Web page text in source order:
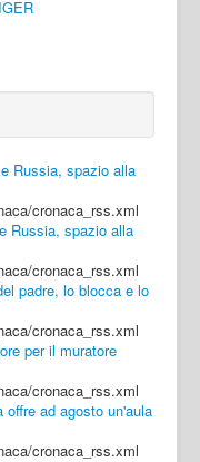
Russia, spazio alla
cronaca_rss.xml
Russia, spazio alla
cronaca_rss.xml
padre, lo blocca e lo
cronaca_rss.xml
per il muratore
cronaca_rss.xml
ad agosto un'aula
cronaca_rss.xml